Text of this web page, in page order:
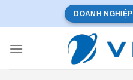
dung
DOANH NGHIỆP